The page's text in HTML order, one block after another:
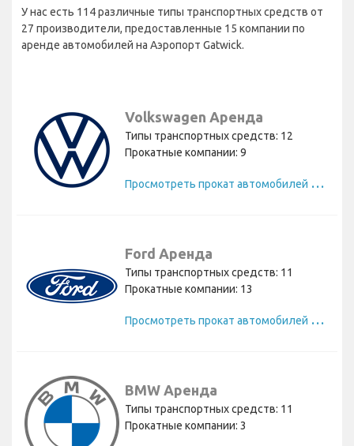
У нас есть 114 различные типы транспортных средств от
27 производители, предоставленные 15 компании по
аренде автомобилей на Аэропорт Gatwick.
Volkswagen Аренда
Типы транспортных средств: 12
Прокатные компании: 9
П
росмотреть прокат автомобилей Volkswagen
Ford Аренда
Типы транспортных средств: 11
Прокатные компании: 13
П
росмотреть прокат автомобилей Ford
BMW Аренда
Типы транспортных средств: 11
Прокатные компании: 3